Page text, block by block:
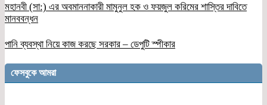
মহানবী (সা:) এর অবমাননাকারী মামুনুল হক ও ফয়জুল করিমের শাস্তির দাবিতে
মানববন্ধন
পানি ব্যবস্থা নিয়ে কাজ করছে সরকার – ডেপুটি স্পীকার
ফেসবুকে আমরা